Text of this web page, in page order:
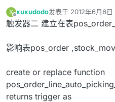
X
离线
xuxudodo发表于 2012年6月6日
最后由 编辑
触发器二 建立在表
影响表pos_order
create or replace function
returns trigger as